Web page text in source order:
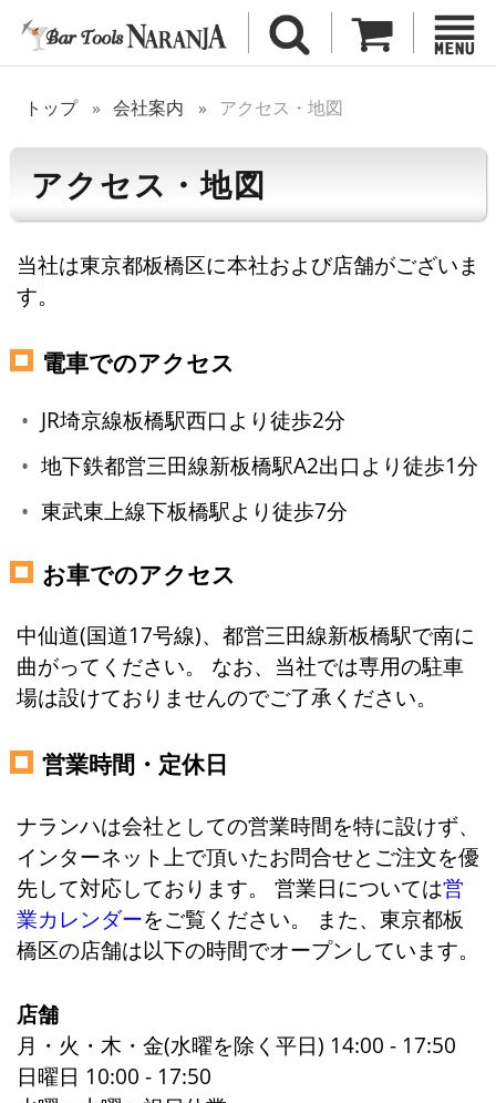
トップ 会社案内 アクセス・地図
アクセス・地図
当社は東京都板橋区に本社および店舗がございま
す。
電車でのアクセス
JR埼京線板橋駅西口より徒歩2分
地下鉄都営三田線新板橋駅A2出口より徒歩1分
東武東上線下板橋駅より徒歩7分
お車でのアクセス
中仙道(国道17号線)、都営三田線新板橋駅で南に
曲がってください。 なお、当社では専用の駐車
場は設けておりませんのでご了承ください。
営業時間・定休日
ナランハは会社としての営業時間を特に設けず、
インターネット上で頂いたお問合せとご注文を優
先して対応しております。 営業日については営
業カレンダーをご覧ください。 また、東京都板
橋区の店舗は以下の時間でオープンしています。
店舗
月・火・木・金(水曜を除く平日) 14:00 - 17:50
日曜日 10:00 - 17:50